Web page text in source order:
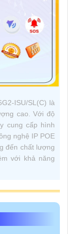
ISU/SL(C) là
cao. Với độ
cung cấp hình
nghệ IP POE
đến chất lượng
với khả năng